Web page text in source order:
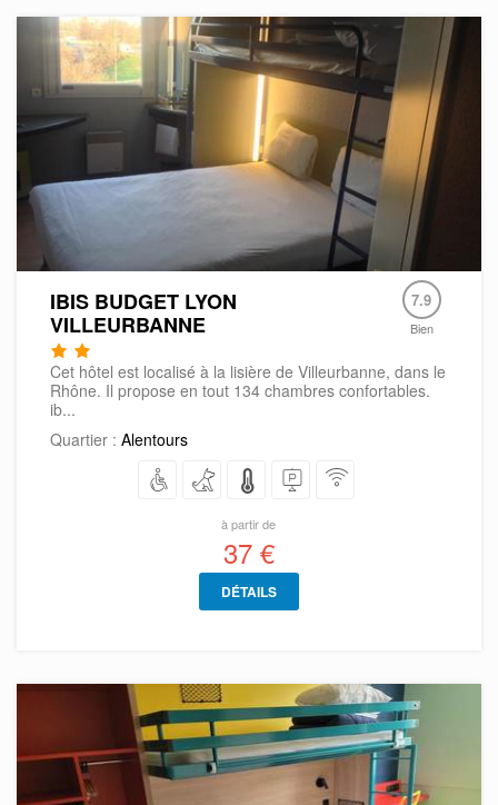
IBIS BUDGET LYON
VILLEURBANNE
7.9
Bien
Cet hôtel est localisé à la lisière de Villeurbanne, dans le
Rhône. Il propose en tout 134 chambres confortables.
ib...
Quartier : Alentours
à partir de
37 €
DÉTAILS